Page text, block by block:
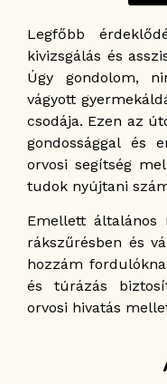
Legfőbb
kivizsgálás és
Úgy gondolom,
vágyott
csodája. Ezen az
gondossággal és
orvosi segítség
tudok nyújtani
Emellett általános
rákszűrésben és
hozzám
és túrázás
orvosi hivatás